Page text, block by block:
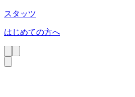
スタッツ
はじめての方へ